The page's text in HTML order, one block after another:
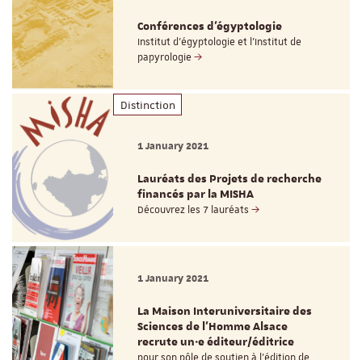
Conférences d’égyptologie
Institut d’égyptologie et l'Institut de
papyrologie
Distinction
1 January 2021
Lauréats des Projets de recherche
financés par la MISHA
Découvrez les 7 lauréats
1 January 2021
La Maison Interuniversitaire des
Sciences de l'Homme Alsace
recrute un·e éditeur/éditrice